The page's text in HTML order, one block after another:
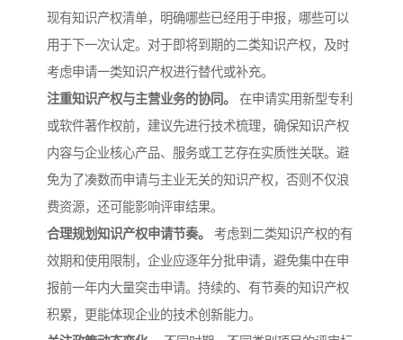
现有知识产权清单，明确哪些已经用于申报，哪些可以
用于下一次认定。对于即将到期的二类知识产权，及时
考虑申请一类知识产权进行替代或补充。
注重知识产权与主营业务的协同。
在申请实用新型专利
或软件著作权前，建议先进行技术梳理，确保知识产权
内容与企业核心产品、服务或工艺存在实质性关联。避
免为了凑数而申请与主业无关的知识产权，否则不仅浪
费资源，还可能影响评审结果。
合理规划知识产权申请节奏。
考虑到二类知识产权的有
效期和使用限制，企业应逐年分批申请，避免集中在申
报前一年内大量突击申请。持续的、有节奏的知识产权
积累，更能体现企业的技术创新能力。